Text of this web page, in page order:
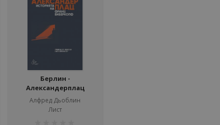
Берлин -
Александерплац
Алфред Дьоблин
Лист